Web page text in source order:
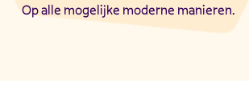
Op alle mogelijke moderne manieren.